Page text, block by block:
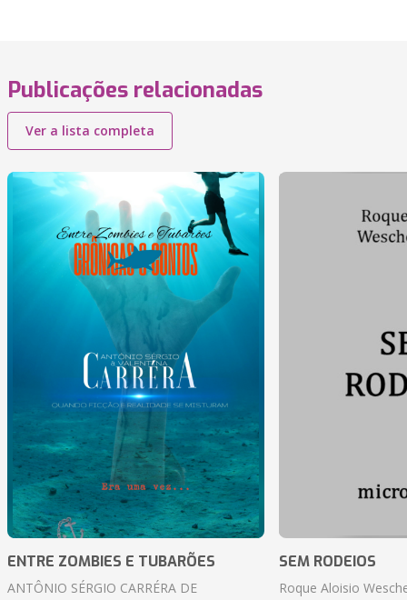
Publicações relacionadas
Ver a lista completa
ENTRE ZOMBIES E TUBARÕES
ANTÔNIO SÉRGIO CARRÉRA DE
SEM RODEIOS
Roque Aloisio